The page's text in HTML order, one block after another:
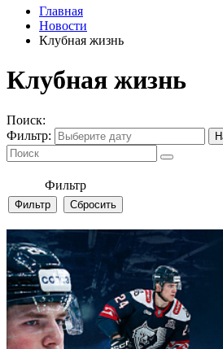
Главная
Новости
Клубная жизнь
Клубная жизнь
Поиск:
Фильтр:
Фильтр